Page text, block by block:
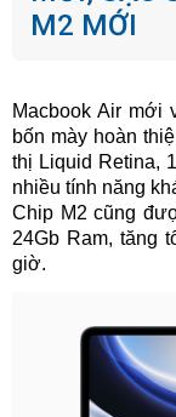
M2 MỚI
Macbook Air mới
bốn mày hoàn
thị Liquid Retina,
nhiều tính năng
Chip M2 cũng
24Gb Ram, tăng
giờ.